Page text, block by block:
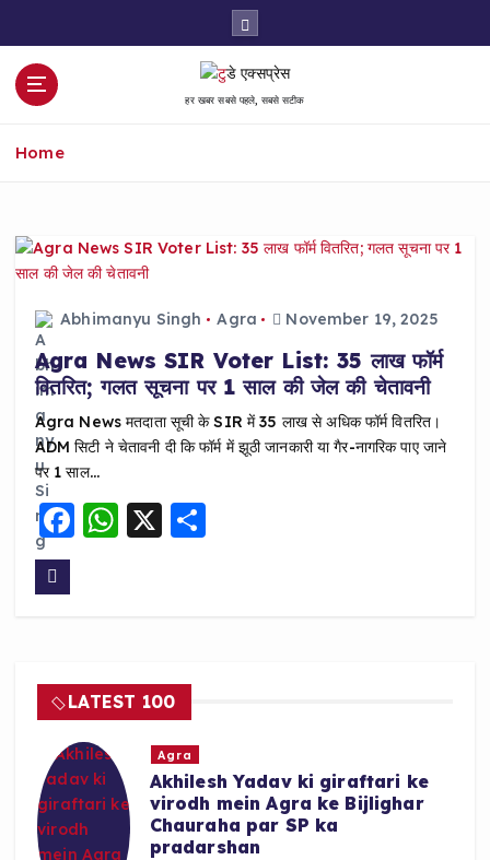
हर खबर सबसे पहले, सबसे सटीक
Home
Abhimanyu Singh Agra November 19, 2025
Agra News SIR Voter List: 35 लाख फॉर्म
वितरित; गलत सूचना पर 1 साल की जेल की चेतावनी
Agra News मतदाता सूची के SIR में 35 लाख से अधिक फॉर्म वितरित।
ADM सिटी ने चेतावनी दी कि फॉर्म में झूठी जानकारी या गैर-नागरिक पाए जाने
पर 1 साल…
F
o
o
k
W
p
p
X S
LATEST 100
Agra
Akhilesh Yadav ki giraftari ke
virodh mein Agra ke Bijlighar
Chauraha par SP ka
pradarshan